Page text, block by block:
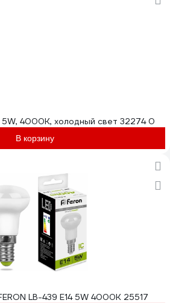
5W, 4000K, холодный свет 32274 0
В корзину
LB-439 E14 5W 4000K 25517